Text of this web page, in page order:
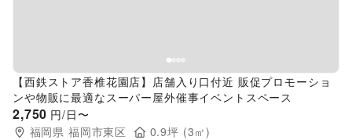
【西鉄ストア香椎花園店】店舗入り口付近 販促プロモーショ
ンや物販に最適なスーパー屋外催事イベントスペース
2,750 円/日〜
福岡県 福岡市東区 0.9坪 (3㎡)